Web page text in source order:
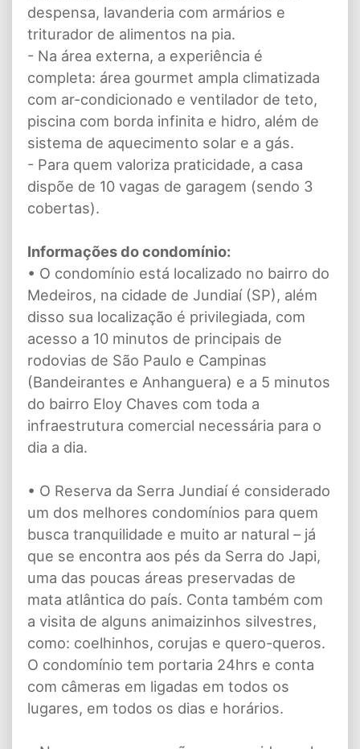
despensa, lavanderia com armários e
triturador de alimentos na pia.
- Na área externa, a experiência é
completa: área gourmet ampla climatizada
com ar-condicionado e ventilador de teto,
piscina com borda infinita e hidro, além de
sistema de aquecimento solar e a gás.
- Para quem valoriza praticidade, a casa
dispõe de 10 vagas de garagem (sendo 3
cobertas).
Informações do condomínio:
• O condomínio está localizado no bairro do
Medeiros, na cidade de Jundiaí (SP), além
disso sua localização é privilegiada, com
acesso a 10 minutos de principais de
rodovias de São Paulo e Campinas
(Bandeirantes e Anhanguera) e a 5 minutos
do bairro Eloy Chaves com toda a
infraestrutura comercial necessária para o
dia a dia.
• O Reserva da Serra Jundiaí é considerado
um dos melhores condomínios para quem
busca tranquilidade e muito ar natural – já
que se encontra aos pés da Serra do Japi,
uma das poucas áreas preservadas de
mata atlântica do país. Conta também com
a visita de alguns animaizinhos silvestres,
como: coelhinhos, corujas e quero-queros.
O condomínio tem portaria 24hrs e conta
com câmeras em ligadas em todos os
lugares, em todos os dias e horários.